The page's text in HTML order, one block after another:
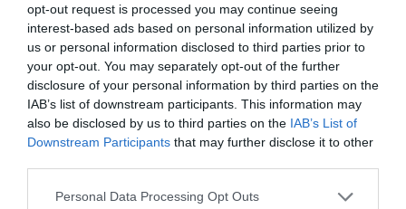
opt-out request is processed you may continue seeing
interest-based ads based on personal information utilized by
us or personal information disclosed to third parties prior to
your opt-out. You may separately opt-out of the further
disclosure of your personal information by third parties on the
IAB’s list of downstream participants. This information may
also be disclosed by us to third parties on the IAB’s List of
Downstream Participants that may further disclose it to other
Personal Data Processing Opt Outs
Hon vann brons – men nu stryps
hennes stöd
1 år sedan 456
Angiveri hör hemma på historiens
skräphög
1 år sedan 468